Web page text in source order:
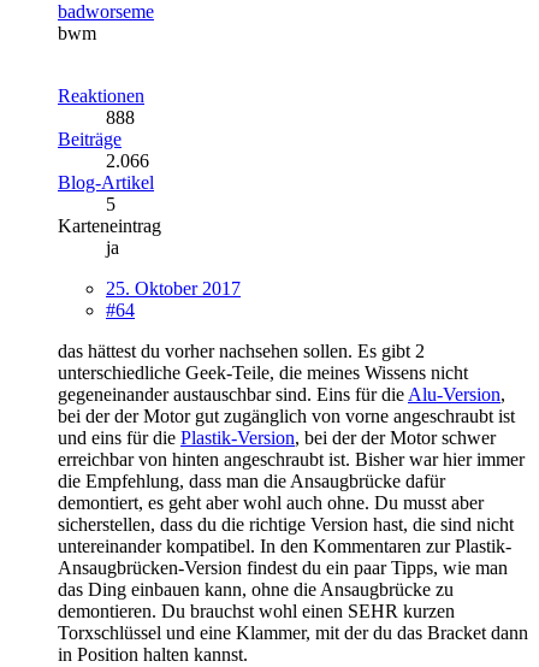
badworseme
bwm
Reaktionen
888
Beiträge
2.066
Blog-Artikel
5
Karteneintrag
ja
25. Oktober 2017
#64
das hättest du vorher nachsehen sollen. Es gibt 2
unterschiedliche Geek-Teile, die meines Wissens nicht
gegeneinander austauschbar sind. Eins für dieAlu-Version,
bei der der Motor gut zugänglich von vorne angeschraubt ist
und eins für die Plastik-Version, bei der der Motor schwer
erreichbar von hinten angeschraubt ist. Bisher war hier immer
die Empfehlung, dass man die Ansaugbrücke dafür
demontiert, es geht aber wohl auch ohne. Du musst aber
sicherstellen, dass du die richtige Version hast, die sind nicht
untereinander kompatibel. In den Kommentaren zur Plastik-
Ansaugbrücken-Version findest du ein paar Tipps, wie man
das Ding einbauen kann, ohne die Ansaugbrücke zu
demontieren. Du brauchst wohl einen SEHR kurzen
Torxschlüssel und eine Klammer, mit der du das Bracket dann
in Position halten kannst.